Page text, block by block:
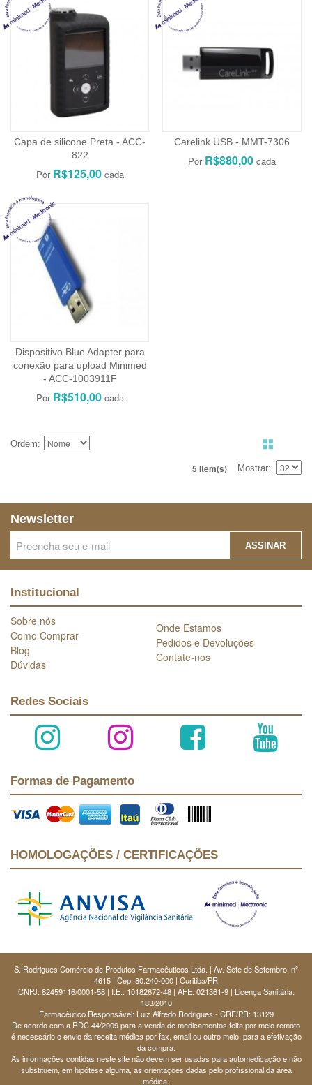
Capa de silicone Preta - ACC-
822
R$125,00
Carelink USB - MMT-7306
R$880,00
Dispositivo Blue Adapter para
conexão para upload Minimed
- ACC-1003911F
R$510,00
Ordem
5 Item(s) Mostrar
Newsletter
ASSINAR
Institucional
Sobre nós
Como Comprar
Blog
Dúvidas
Onde Estamos
Pedidos e Devoluções
Contate-nos
Redes Sociais
Formas de Pagamento
HOMOLOGAÇÕES / CERTIFICAÇÕES
S. Rodrigues Comércio de Produtos Farmacêuticos Ltda. | Av. Sete de Setembro, nº
4615 | Cep: 80.240-000 | Curitiba/PR
CNPJ: 82459116/0001-58 | I.E.: 10182672-48 | AFE: 021361-9 | Licença Sanitária:
183/2010
Farmacêutico Responsável: Luiz Alfredo Rodrigues - CRF/PR: 13129
De acordo com a RDC 44/2009 para a venda de medicamentos feita por meio remoto
é necessário o envio da receita médica por fax, email ou outro meio, para a efetivação
da compra.
As informações contidas neste site não devem ser usadas para automedicação e não
substituem, em hipótese alguma, as orientações dadas pelo profissional da área
médica.